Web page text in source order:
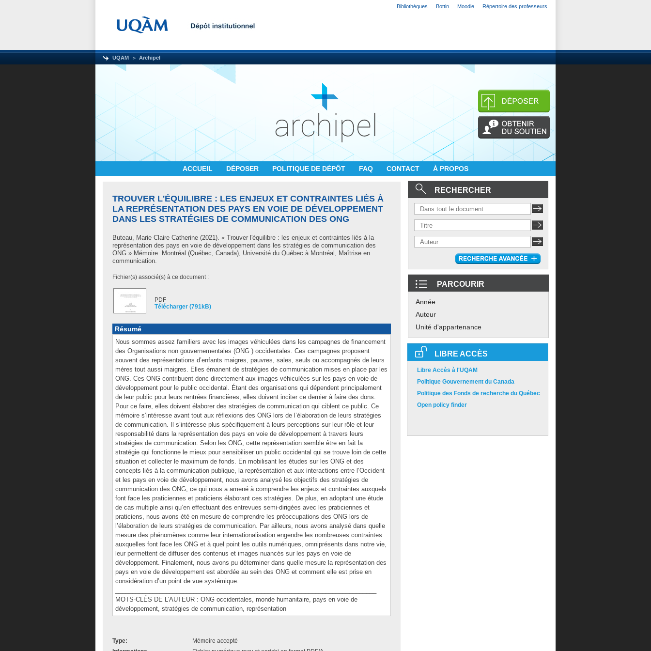
Bibliothèques Bottin Moodle Répertoire des professeurs
UQAM Archipel
ACCUEIL DÉPOSER POLITIQUE DE DÉPÔT FAQ CONTACT À PROPOS
TROUVER L'ÉQUILIBRE : LES ENJEUX ET CONTRAINTES LIÉS À
LA REPRÉSENTATION DES PAYS EN VOIE DE DÉVELOPPEMENT
DANS LES STRATÉGIES DE COMMUNICATION DES ONG
Buteau, Marie Claire Catherine (2021). « Trouver l'équilibre : les enjeux et contraintes liés à la
représentation des pays en voie de développement dans les stratégies de communication des
ONG » Mémoire. Montréal (Québec, Canada), Université du Québec à Montréal, Maîtrise en
communication.
Fichier(s) associé(s) à ce document :
PDF
Télécharger (791kB)
Résumé
Nous sommes assez familiers avec les images véhiculées dans les campagnes de financement
des Organisations non gouvernementales (ONG ) occidentales. Ces campagnes proposent
souvent des représentations d’enfants maigres, pauvres, sales, seuls ou accompagnés de leurs
mères tout aussi maigres. Elles émanent de stratégies de communication mises en place par les
ONG. Ces ONG contribuent donc directement aux images véhiculées sur les pays en voie de
développement pour le public occidental. Étant des organisations qui dépendent principalement
de leur public pour leurs rentrées financières, elles doivent inciter ce dernier à faire des dons.
Pour ce faire, elles doivent élaborer des stratégies de communication qui ciblent ce public. Ce
mémoire s’intéresse avant tout aux réflexions des ONG lors de l’élaboration de leurs stratégies
de communication. Il s’intéresse plus spécifiquement à leurs perceptions sur leur rôle et leur
responsabilité dans la représentation des pays en voie de développement à travers leurs
stratégies de communication. Selon les ONG, cette représentation semble être en fait la
stratégie qui fonctionne le mieux pour sensibiliser un public occidental qui se trouve loin de cette
situation et collecter le maximum de fonds. En mobilisant les études sur les ONG et des
concepts liés à la communication publique, la représentation et aux interactions entre l’Occident
et les pays en voie de développement, nous avons analysé les objectifs des stratégies de
communication des ONG, ce qui nous a amené à comprendre les enjeux et contraintes auxquels
font face les praticiennes et praticiens élaborant ces stratégies. De plus, en adoptant une étude
de cas multiple ainsi qu’en effectuant des entrevues semi-dirigées avec les praticiennes et
praticiens, nous avons été en mesure de comprendre les préoccupations des ONG lors de
l’élaboration de leurs stratégies de communication. Par ailleurs, nous avons analysé dans quelle
mesure des phénomènes comme leur internationalisation engendre les nombreuses contraintes
auxquelles font face les ONG et à quel point les outils numériques, omniprésents dans notre vie,
leur permettent de diffuser des contenus et images nuancés sur les pays en voie de
développement. Finalement, nous avons pu déterminer dans quelle mesure la représentation des
pays en voie de développement est abordée au sein des ONG et comment elle est prise en
considération d’un point de vue systémique.
MOTS-CLÉS DE L’AUTEUR : ONG occidentales, monde humanitaire, pays en voie de
développement, stratégies de communication, représentation
Type:
Mémoire accepté
RECHERCHER
PARCOURIR
Année
Auteur
Unité d'appartenance
LIBRE ACCÈS
Libre Accès à l'UQAM
Politique Gouvernement du Canada
Politique des Fonds de recherche du Québec
Open policy finder